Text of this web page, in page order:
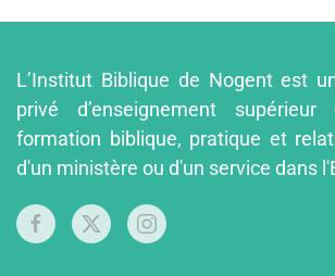
L’Institut Biblique de Nogent est
privé d’enseignement
formation biblique, pratique et
d'un ministère ou d'un service dans